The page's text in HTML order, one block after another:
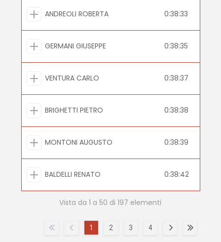
ANDREOLI ROBERTA 0:38:33
GERMANI GIUSEPPE 0:38:35
VENTURA CARLO 0:38:37
BRIGHETTI PIETRO 0:38:38
MONTONI AUGUSTO 0:38:39
BALDELLI RENATO 0:38:42
Vista da 1 a 50 di 197 elementi
1 2 3 4